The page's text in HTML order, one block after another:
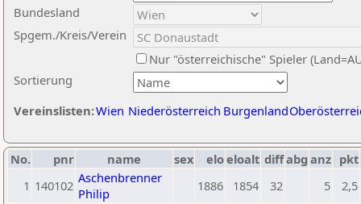
Sortierung
Bundesland
Spgem./Kreis/Verein
Nur "österreichische" Spieler
Vereinslisten:Wien Niederösterreich Burgenland
No. pnr name sex eloeloalt diffabg anz pkt
1 140102 Aschenbrenner
Philip
1886 1854 32 5 2,5